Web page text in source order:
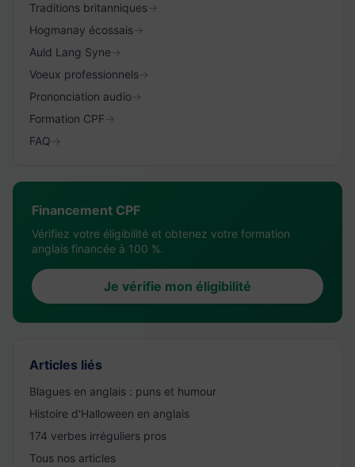
Traditions britanniques→
Hogmanay écossais→
Auld Lang Syne→
Voeux professionnels→
Prononciation audio→
Formation CPF→
FAQ→
Financement CPF
Vérifiez votre éligibilité et obtenez votre formation
anglais financée à 100 %.
Je vérifie mon éligibilité
Articles liés
Blagues en anglais : puns et humour
Histoire d'Halloween en anglais
174 verbes irréguliers pros
Tous nos articles